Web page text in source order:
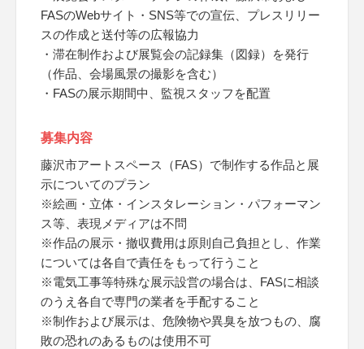
FASのWebサイト・SNS等での宣伝、プレスリリー
スの作成と送付等の広報協力
・滞在制作および展覧会の記録集（図録）を発行
（作品、会場風景の撮影を含む）
・FASの展示期間中、監視スタッフを配置
募集内容
藤沢市アートスペース（FAS）で制作する作品と展
示についてのプラン
※絵画・立体・インスタレーション・パフォーマン
ス等、表現メディアは不問
※作品の展示・撤収費用は原則自己負担とし、作業
については各自で責任をもって行うこと
※電気工事等特殊な展示設営の場合は、FASに相談
のうえ各自で専門の業者を手配すること
※制作および展示は、危険物や異臭を放つもの、腐
敗の恐れのあるものは使用不可